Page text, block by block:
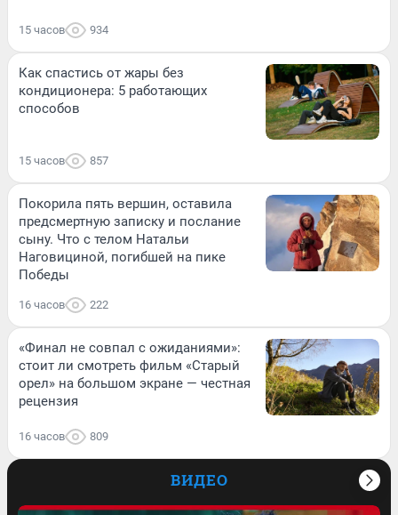
15 часов 934
Как спастись от жары без
кондиционера: 5 работающих
способов
15 часов 857
Покорила пять вершин, оставила
предсмертную записку и послание
сыну. Что с телом Натальи
Наговициной, погибшей на пике
Победы
16 часов 222
«Финал не совпал с ожиданиями»:
стоит ли смотреть фильм «Старый
орел» на большом экране — честная
рецензия
16 часов 809
ВИДЕО